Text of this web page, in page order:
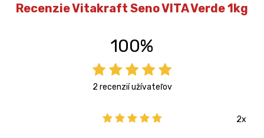
Recenzie Vitakraft Seno VITA Verde 1kg
100%
2 recenzií užívateľov
2x